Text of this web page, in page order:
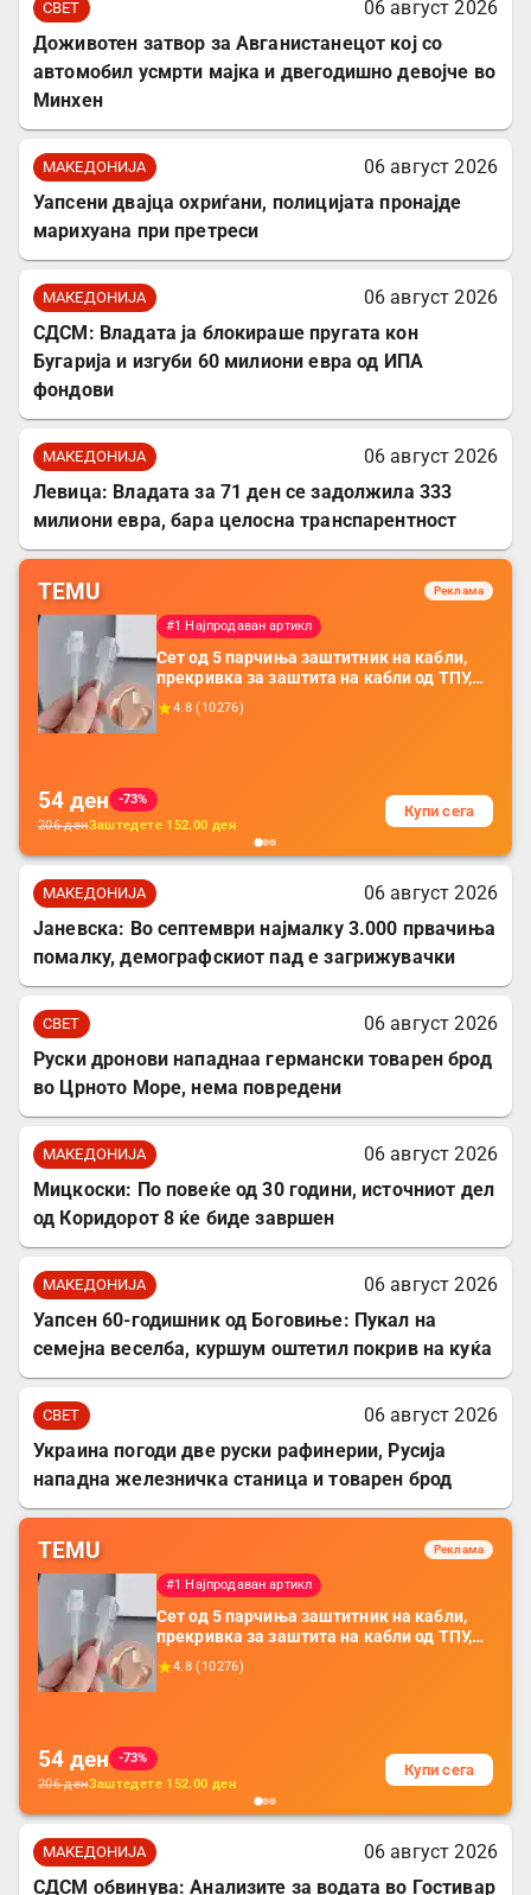
СВЕТ
06 август 2026
Доживотен затвор за Авганистанецот кој со
автомобил усмрти мајка и двегодишно девојче во
Минхен
МАКЕДОНИЈА
06 август 2026
Уапсени двајца охриѓани, полицијата пронајде
марихуана при претреси
МАКЕДОНИЈА
06 август 2026
СДСМ: Владата ја блокираше пругата кон
Бугарија и изгуби 60 милиони евра од ИПА
фондови
МАКЕДОНИЈА
06 август 2026
Левица: Владата за 71 ден се задолжила 333
милиони евра, бара целосна транспарентност
TEMU Реклама
#1 Најпродаван артикл
Сет од 5 парчиња заштитник на кабли,
прекривка за заштита на кабли од ТПУ,
додатоци за заштита на кабли, без
батерија, за мобилни телефони, комплет
4.8 (10276)
54 ден
-73%
206денЗаштедете 152.00 ден
Купи сега
МАКЕДОНИЈА
06 август 2026
Јаневска: Во септември најмалку 3.000 првачиња
помалку, демографскиот пад е загрижувачки
СВЕТ
06 август 2026
Руски дронови нападнаа германски товарен брод
во Црното Море, нема повредени
МАКЕДОНИЈА
06 август 2026
Мицкоски: По повеќе од 30 години, источниот дел
од Коридорот 8 ќе биде завршен
МАКЕДОНИЈА
06 август 2026
Уапсен 60-годишник од Боговиње: Пукал на
семејна веселба, куршум оштетил покрив на куќа
СВЕТ
06 август 2026
Украина погоди две руски рафинерии, Русија
нападна железничка станица и товарен брод
TEMU Реклама
#1 Најпродаван артикл
Сет од 5 парчиња заштитник на кабли,
прекривка за заштита на кабли од ТПУ,
додатоци за заштита на кабли, без
батерија, за мобилни телефони, комплет
4.8 (10276)
54 ден
-73%
206денЗаштедете 152.00 ден
Купи сега
МАКЕДОНИЈА
06 август 2026
СДСМ обвинува: Анализите за водата во Гостивар